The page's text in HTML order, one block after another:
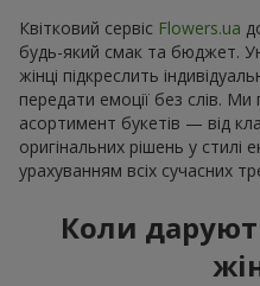
Квітковий сервіс Flowers.ua
будь-який смак та бюджет.
жінці підкреслить
передати емоції без слів.
асортимент букетів — від
оригінальних рішень у стилі
урахуванням всіх сучасних
Коли